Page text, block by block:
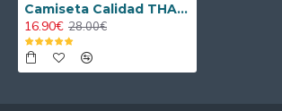
Camiseta Calidad THAI Bayern Múnich Visitante 2025/26
16.90€ 28.00€